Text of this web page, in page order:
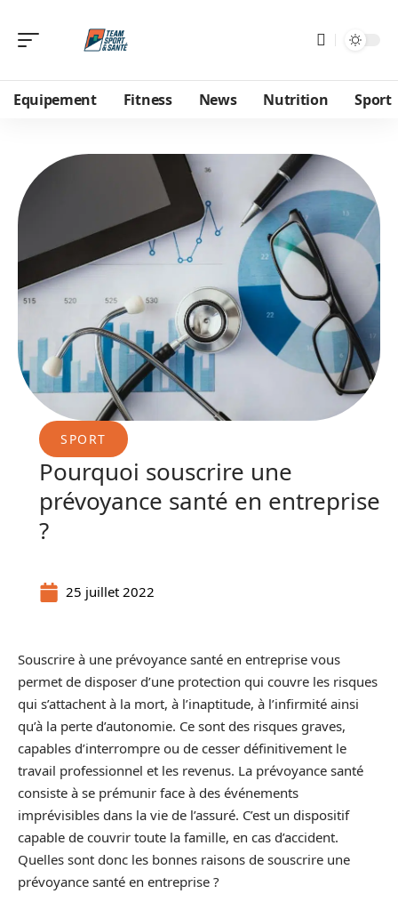
Equipement Fitness News Nutrition Sport
SPORT
Pourquoi souscrire une
prévoyance santé en entreprise
?
25 juillet 2022
Souscrire à une prévoyance santé en entreprise vous
permet de disposer d’une protection qui couvre les risques
qui s’attachent à la mort, à l’inaptitude, à l’infirmité ainsi
qu’à la perte d’autonomie. Ce sont des risques graves,
capables d’interrompre ou de cesser définitivement le
travail professionnel et les revenus. La prévoyance santé
consiste à se prémunir face à des événements
imprévisibles dans la vie de l’assuré. C’est un dispositif
capable de couvrir toute la famille, en cas d’accident.
Quelles sont donc les bonnes raisons de souscrire une
prévoyance santé en entreprise ?